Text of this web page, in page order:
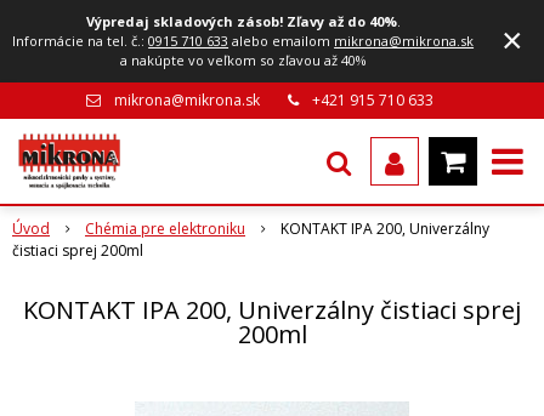
Výpredaj skladových zásob! Zľavy až do 40%.
Informácie na tel. č.:0915 710 633 alebo emailom mikrona@mikrona.sk
a nakúpte vo veľkom so zľavou až 40%
×
mikrona@mikrona.sk +421 915 710 633
Úvod Chémia pre elektroniku
KONTAKT IPA 200, Univerzálny
čistiaci sprej 200ml
KONTAKT IPA 200, Univerzálny čistiaci sprej
200ml